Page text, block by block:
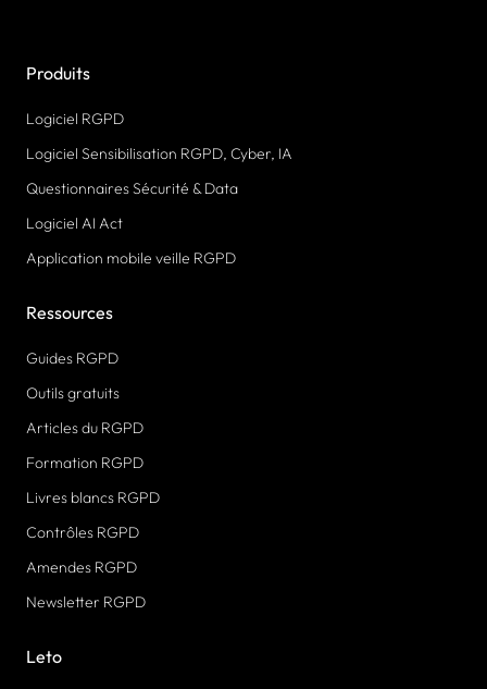
Produits
Logiciel RGPD
Logiciel Sensibilisation RGPD, Cyber, IA
Questionnaires Sécurité & Data
Logiciel AI Act
Application mobile veille RGPD
Ressources
Guides RGPD
Outils gratuits
Articles du RGPD
Formation RGPD
Livres blancs RGPD
Contrôles RGPD
Amendes RGPD
Newsletter RGPD
Leto